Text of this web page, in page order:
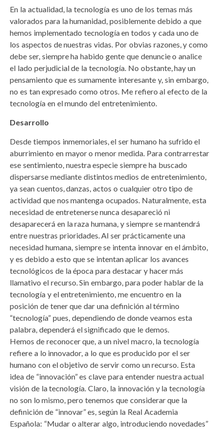
En la actualidad, la tecnología es uno de los temas más
valorados para la humanidad, posiblemente debido a que
hemos implementado tecnología en todos y cada uno de
los aspectos de nuestras vidas. Por obvias razones, y como
debe ser, siempre ha habido gente que denuncie o analice
el lado perjudicial de la tecnología. No obstante, hay un
pensamiento que es sumamente interesante y, sin embargo,
no es tan expresado como otros. Me refiero al efecto de la
tecnología en el mundo del entretenimiento.
Desarrollo
Desde tiempos inmemoriales, el ser humano ha sufrido el
aburrimiento en mayor o menor medida. Para contrarrestar
ese sentimiento, nuestra especie siempre ha buscado
dispersarse mediante distintos medios de entretenimiento,
ya sean cuentos, danzas, actos o cualquier otro tipo de
actividad que nos mantenga ocupados. Naturalmente, esta
necesidad de entretenerse nunca desapareció ni
desaparecerá en la raza humana, y siempre se mantendrá
entre nuestras prioridades. Al ser prácticamente una
necesidad humana, siempre se intenta innovar en el ámbito,
y es debido a esto que se intentan aplicar los avances
tecnológicos de la época para destacar y hacer más
llamativo el recurso. Sin embargo, para poder hablar de la
tecnología y el entretenimiento, me encuentro en la
posición de tener que dar una definición al término
“tecnología” pues, dependiendo de donde veamos esta
palabra, dependerá el significado que le demos.
Hemos de reconocer que, a un nivel macro, la tecnología
refiere a lo innovador, a lo que es producido por el ser
humano con el objetivo de servir como un recurso. Esta
idea de “innovación” es clave para entender nuestra actual
visión de la tecnología. Claro, la innovación y la tecnología
no son lo mismo, pero tenemos que considerar que la
definición de “innovar” es, según la Real Academia
Española: “Mudar o alterar algo, introduciendo novedades”